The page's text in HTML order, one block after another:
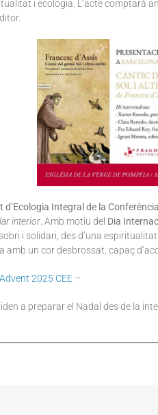
i ecologia. L’acte comptarà
d’Ecologia Integral de la
interior . Amb motiu del Dia
i solidari, des d’una
amb un cor desbrossat, capaç
2025 CEE –
a preparar el Nadal des de la